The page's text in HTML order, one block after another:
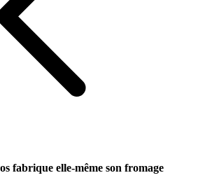
fabrique elle-même son fromage